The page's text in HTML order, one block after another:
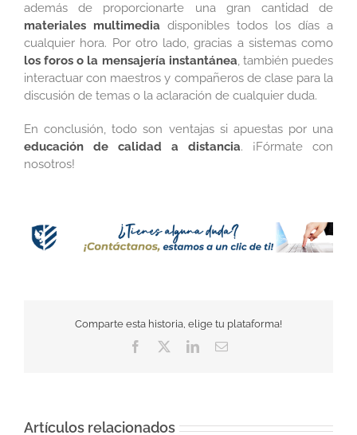
además de proporcionarte una gran cantidad de
materiales multimedia disponibles todos los días a
cualquier hora. Por otro lado, gracias a sistemas como
los foros o la mensajería instantánea, también puedes
interactuar con maestros y compañeros de clase para la
discusión de temas o la aclaración de cualquier duda.
En conclusión, todo son ventajas si apuestas por una
educación de calidad a distancia. ¡Fórmate con
nosotros!
Comparte esta historia, elige tu plataforma!
Facebook
TwitterLinkedInCorreo
Artículos relacionados